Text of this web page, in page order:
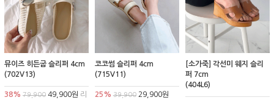
뮤이즈 히든굽 슬리퍼 4cm
(702V13)
38% 79,900 49,900원 리
코코썸 슬리퍼 4cm
(715V11)
25% 39,90029,900원
[소가죽] 각선미 웨지 슬리
퍼 7cm
(404L6)